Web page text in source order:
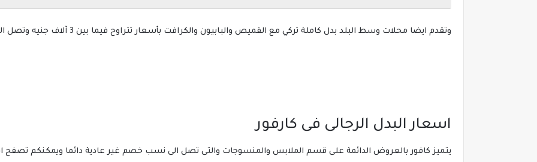
وتقدم ايضا محلات وسط البلد بدل كاملة تركي مع القميص والبابيون والكرافت بأسعار تتراوح فيما بين 3 آلاف جنيه وتصل الى 10 الاف جنية في ظل ارتفاع الاسعار.
اسعار البدل الرجالى فى كارفور